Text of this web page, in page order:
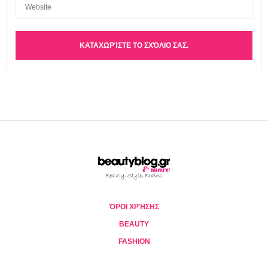
ΌΡΟΙ ΧΡΉΣΗΣ
BEAUTY
FASHION